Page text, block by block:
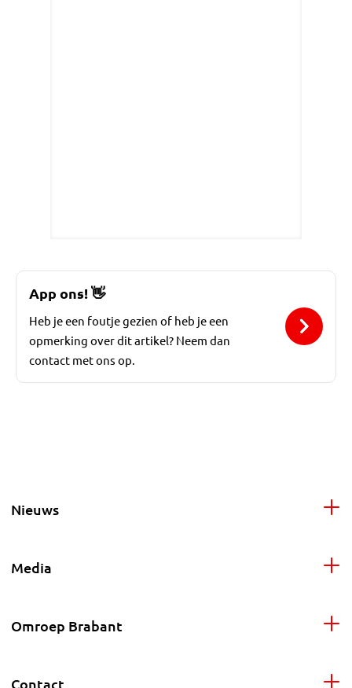
App ons!👋
Heb je een foutje gezien of heb je een
opmerking over dit artikel? Neem dan
contact met ons op.
Nieuws
Media
Omroep Brabant
Contact